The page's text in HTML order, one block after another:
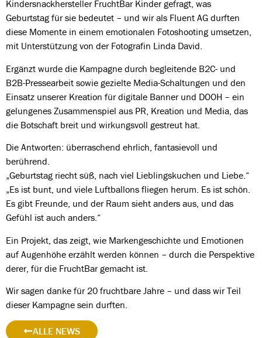
Kindersnackhersteller FruchtBar Kinder gefragt, was
Geburtstag für sie bedeutet – und wir als Fluent AG durften
diese Momente in einem emotionalen Fotoshooting umsetzen,
mit Unterstützung von der Fotografin Linda David.
Ergänzt wurde die Kampagne durch begleitende B2C- und
B2B-Pressearbeit sowie gezielte Media-Schaltungen und den
Einsatz unserer Kreation für digitale Banner und DOOH – ein
gelungenes Zusammenspiel aus PR, Kreation und Media, das
die Botschaft breit und wirkungsvoll gestreut hat.
Die Antworten: überraschend ehrlich, fantasievoll und
berührend.
„Geburtstag riecht süß, nach viel Lieblingskuchen und Liebe.“
„Es ist bunt, und viele Luftballons fliegen herum. Es ist schön.
Es gibt Freunde, und der Raum sieht anders aus, und das
Gefühl ist auch anders.“
Ein Projekt, das zeigt, wie Markengeschichte und Emotionen
auf Augenhöhe erzählt werden können – durch die Perspektive
derer, für die FruchtBar gemacht ist.
Wir sagen danke für 20 fruchtbare Jahre – und dass wir Teil
dieser Kampagne sein durften.
ALLE NEWS